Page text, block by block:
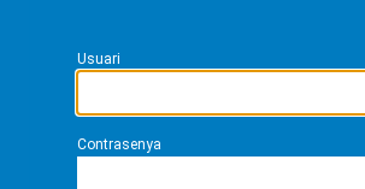
Usuari
Contrasenya